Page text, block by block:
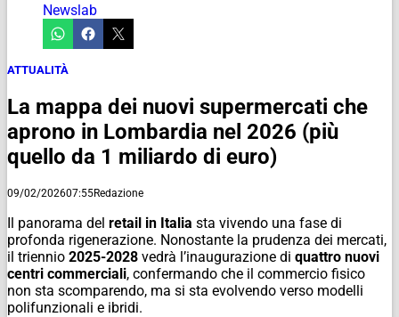
Newslab
ATTUALITÀ
La mappa dei nuovi supermercati che
aprono in Lombardia nel 2026 (più
quello da 1 miliardo di euro)
09/02/202607:55Redazione
Il panorama del retail in Italia sta vivendo una fase di
profonda rigenerazione. Nonostante la prudenza dei mercati,
il triennio 2025-2028 vedrà l’inaugurazione di quattro nuovi
centri commerciali, confermando che il commercio fisico
non sta scomparendo, ma si sta evolvendo verso modelli
polifunzionali e ibridi.